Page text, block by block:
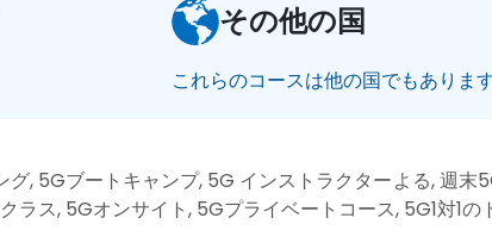
その他の国
これらのコースは他の国でもありま
, 5Gブートキャンプ, 5G インストラクターよる, 週
ラス, 5Gオンサイト, 5Gプライベートコース, 5G1対1の